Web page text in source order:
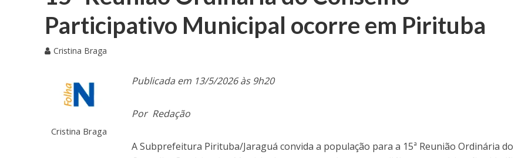
Participativo Municipal ocorre em Pirituba
Cristina Braga
Cristina Braga
Publicada em 13/5/2026 às 9h20
Por Redação
A Subprefeitura Pirituba/Jaraguá convida a população para a 15ª Reunião Ordinária do